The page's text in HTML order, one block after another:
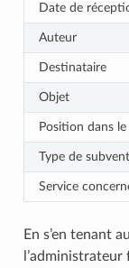
Date de
Auteur
Destinataire
Objet
Position dans
Type de
Service
En s’en tenant